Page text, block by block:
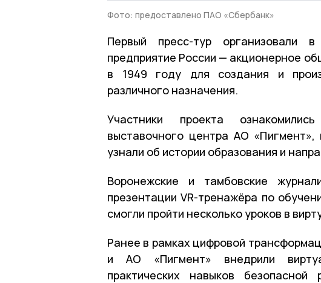
Фото: предоставлено ПАО «Сбербанк»
Первый пресс-тур организовали
предприятие России — акционерное
в 1949 году для создания и
различного назначения.
Участники проекта
выставочного центра АО «Пигмент»,
узнали об истории образования и
Воронежские и тамбовские
презентации VR-тренажёра по
смогли пройти несколько уроков в
Ранее в рамках цифровой
и АО «Пигмент» внедрили
практических навыков